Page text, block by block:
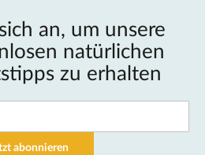
an, um unsere
natürlichen
zu erhalten
abonnieren